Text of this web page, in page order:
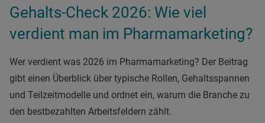
Gehalts-Check 2026: Wie viel
verdient man im Pharmamarketing?
Wer verdient was 2026 im Pharmamarketing? Der Beitrag
gibt einen Überblick über typische Rollen, Gehaltsspannen
und Teilzeitmodelle und ordnet ein, warum die Branche zu
den bestbezahlten Arbeitsfeldern zählt.